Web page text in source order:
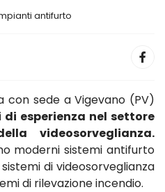
antifurto
con sede a Vigevano (PV)
esperienza nel settore
videosorveglianza.
moderni sistemi antifurto
di videosorveglianza
di rilevazione incendio.